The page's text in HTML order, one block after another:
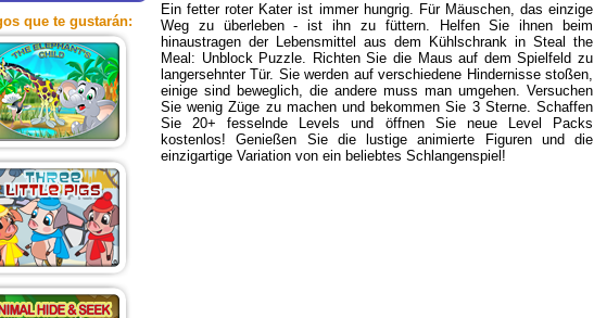
que te gustarán:
Ein fetter roter Kater ist immer hungrig. Für Mäuschen, das einzige
Weg zu überleben - ist ihn zu füttern. Helfen Sie ihnen beim
hinaustragen der Lebensmittel aus dem Kühlschrank in Steal the
Meal: Unblock Puzzle. Richten Sie die Maus auf dem Spielfeld zu
langersehnter Tür. Sie werden auf verschiedene Hindernisse stoßen,
einige sind beweglich, die andere muss man umgehen. Versuchen
Sie wenig Züge zu machen und bekommen Sie 3 Sterne. Schaffen
Sie 20+ fesselnde Levels und öffnen Sie neue Level Packs
kostenlos! Genießen Sie die lustige animierte Figuren und die
einzigartige Variation von ein beliebtes Schlangenspiel!